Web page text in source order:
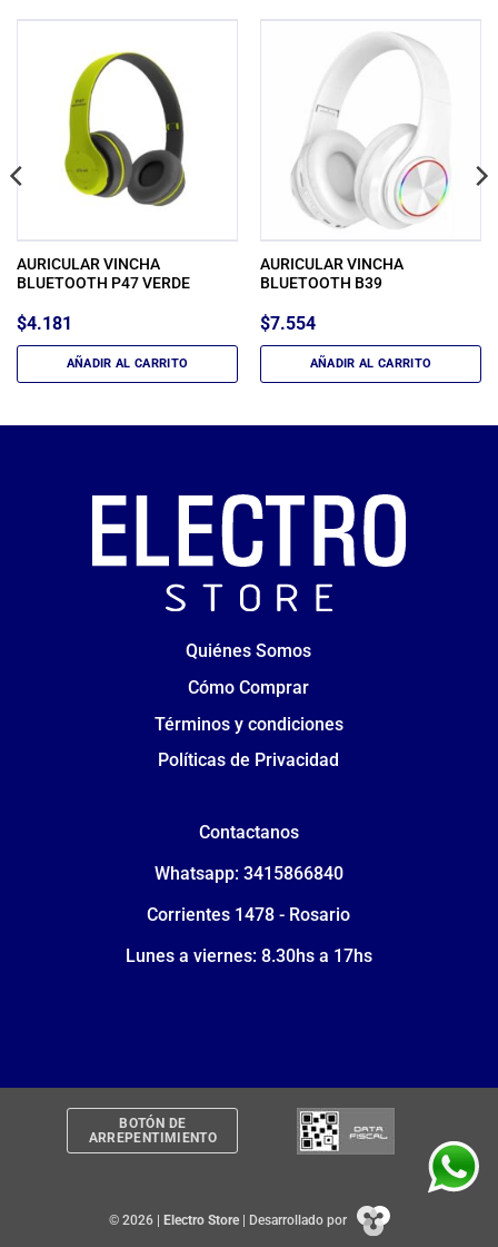
AURICULAR VINCHA
BLUETOOTH P47 VERDE
$4.181
AÑADIR AL CARRITO
AURICULAR VINCHA
BLUETOOTH B39
$7.554
AÑADIR AL CARRITO
Quiénes Somos
Cómo Comprar
Términos y condiciones
Políticas de Privacidad
Contactanos
Whatsapp: 3415866840
Corrientes 1478 - Rosario
Lunes a viernes: 8.30hs a 17hs
BOTÓN DE
ARREPENTIMIENTO
© 2026 | Electro Store| Desarrollado por